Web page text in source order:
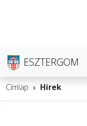
ESZTERGOM
Címlap Hírek